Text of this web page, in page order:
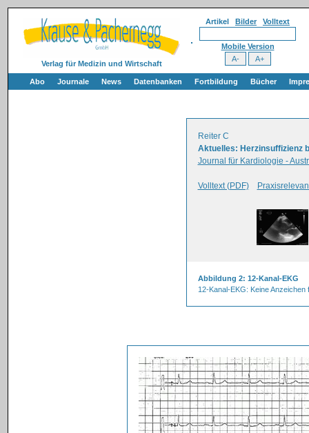
Verlag für Medizin und Wirtschaft
Artikel Bilder Volltext
Mobile Version
Abo Journale News Datenbanken Fortbildung Bücher
Reiter C
Aktuelles: Herzinsuffizienz
Journal für Kardiologie -
Volltext (PDF)
Abbildung 2: 12-Kanal-EKG
12-Kanal-EKG: Keine